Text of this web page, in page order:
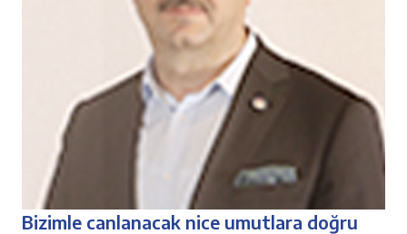
Bizimle canlanacak nice umutlara doğru